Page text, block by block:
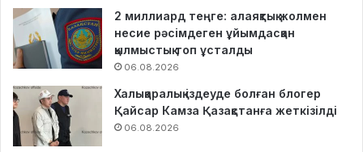
2 миллиард теңге: алаяқтық жолмен
несие рәсімдеген ұйымдасқан
қылмыстық топ ұсталды
06.08.2026
Халықаралық іздеуде болған блогер
Қайсар Камза Қазақстанға жеткізілді
06.08.2026